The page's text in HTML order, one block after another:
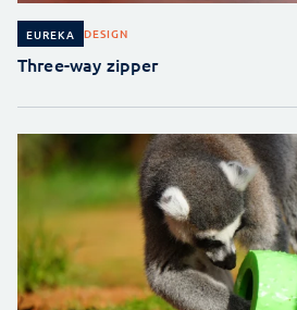
EUREKA DESIGN
Three-way zipper